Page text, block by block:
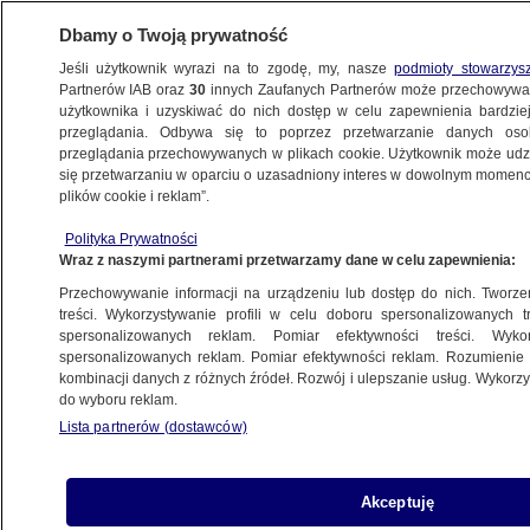
POLSKA
"Bosak i Mentzen wiedzą, do czego
dążą. Idą jak Chińczycy". A Lewica?
Iga Dzieciuchowicz
25.10.2024, 12:24
Dbamy o Twoją prywatność
Jeśli użytkownik wyrazi na to zgodę, my, naszepodmioty
Partnerów IAB oraz30 innych Zaufanych Partnerów może
użytkownika i uzyskiwać do nich dostęp w celu zapewnienia
przeglądania. Odbywa się to poprzez przetwarzanie danych
przeglądania przechowywanych w plikach cookie. Użytkownik może
się przetwarzaniu w oparciu o uzasadniony interes w dowolnym
plików cookie i reklam”.
Polityka Prywatności
Wraz z naszymi partnerami przetwarzamy dane w celu zapewnienia:
Przechowywanie informacji na urządzeniu lub dostęp do nich.
treści. Wykorzystywanie profili w celu doboru spersonalizowanych
spersonalizowanych reklam. Pomiar efektywności treści.
spersonalizowanych reklam. Pomiar efektywności reklam.
kombinacji danych z różnych źródeł. Rozwój i ulepszanie usług.
do wyboru reklam.
Lista partnerów (dostawców)
Akceptuję